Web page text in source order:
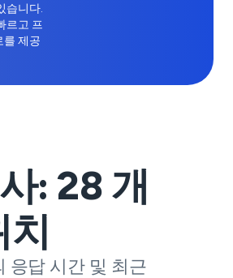
습니다.
르고 프
를 제공
:28 개
치
응답 시간 및 최근